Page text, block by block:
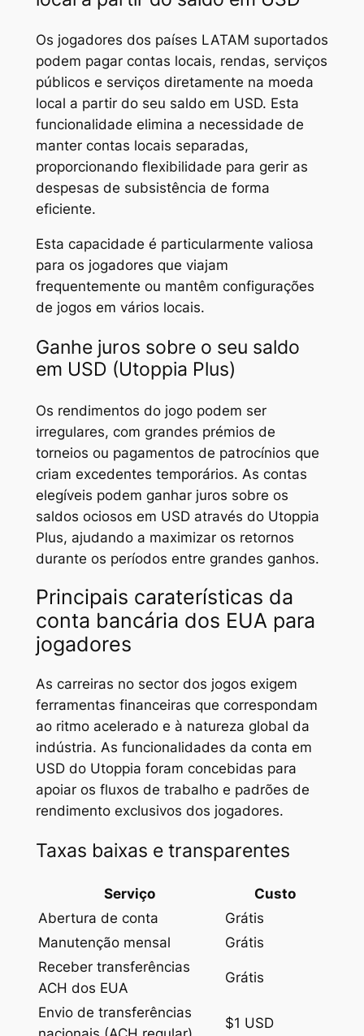
Os jogadores dos países LATAM suportados
podem pagar contas locais, rendas, serviços
públicos e serviços diretamente na moeda
local a partir do seu saldo em USD. Esta
funcionalidade elimina a necessidade de
manter contas locais separadas,
proporcionando flexibilidade para gerir as
despesas de subsistência de forma
eficiente.
Esta capacidade é particularmente valiosa
para os jogadores que viajam
frequentemente ou mantêm configurações
de jogos em vários locais.
Ganhe juros sobre o seu saldo
em USD (Utoppia Plus)
Os rendimentos do jogo podem ser
irregulares, com grandes prémios de
torneios ou pagamentos de patrocínios que
criam excedentes temporários. As contas
elegíveis podem ganhar juros sobre os
saldos ociosos em USD através do Utoppia
Plus, ajudando a maximizar os retornos
durante os períodos entre grandes ganhos.
Principais caraterísticas da
conta bancária dos EUA para
jogadores
As carreiras no sector dos jogos exigem
ferramentas financeiras que correspondam
ao ritmo acelerado e à natureza global da
indústria. As funcionalidades da conta em
USD do Utoppia foram concebidas para
apoiar os fluxos de trabalho e padrões de
rendimento exclusivos dos jogadores.
Taxas baixas e transparentes
Serviço
Custo
Abertura de conta
Grátis
Manutenção mensal
Grátis
Receber transferências
ACH dos EUA
Grátis
Envio de transferências
$1 USD